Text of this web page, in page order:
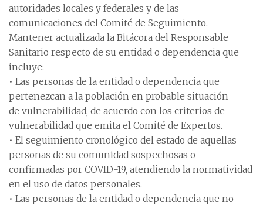
autoridades locales y federales y de las
comunicaciones del Comité de Seguimiento.
Mantener actualizada la Bitácora del Responsable
Sanitario respecto de su entidad o dependencia que
incluye:
• Las personas de la entidad o dependencia que
pertenezcan a la población en probable situación
de vulnerabilidad, de acuerdo con los criterios de
vulnerabilidad que emita el Comité de Expertos.
• El seguimiento cronológico del estado de aquellas
personas de su comunidad sospechosas o
confirmadas por COVID-19, atendiendo la normatividad
en el uso de datos personales.
• Las personas de la entidad o dependencia que no